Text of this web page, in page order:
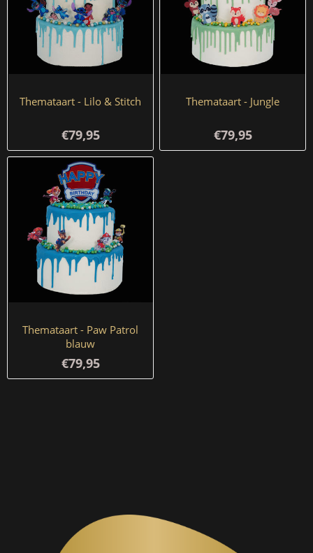
Themataart - Lilo & Stitch
€79,95
Themataart - Jungle
€79,95
Themataart - Paw Patrol
blauw
€79,95